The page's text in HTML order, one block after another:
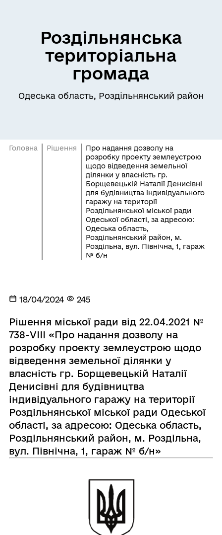
Роздільнянська
територіальна
громада
Одеська область, Роздільнянський район
Головна Рішення
Про надання дозволу на
розробку проекту землеустрою
щодо відведення земельної
ділянки у власність гр.
Борщевецькій Наталії Денисівні
для будівництва індивідуального
гаражу на території
Роздільнянської міської ради
Одеської області, за адресою:
Одеська область,
Роздільнянський район, м.
Роздільна, вул. Північна, 1, гараж
№ б/н
18/04/2024 245
Рішення міської ради від 22.04.2021 №
738-VIII «Про надання дозволу на
розробку проекту землеустрою щодо
відведення земельної ділянки у
власність гр. Борщевецькій Наталії
Денисівні для будівництва
індивідуального гаражу на території
Роздільнянської міської ради Одеської
області, за адресою: Одеська область,
Роздільнянський район, м. Роздільна,
вул. Північна, 1, гараж № б/н»